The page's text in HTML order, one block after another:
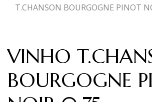
T.CHANSON BOURGOGNE PINOT
VINHO
BOURGOGNE